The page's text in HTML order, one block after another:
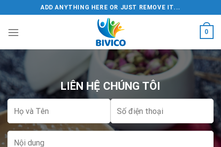
đến
nội
ADD ANYTHING HERE OR JUST REMOVE IT...
0
LIÊN HỆ CHÚNG TÔI